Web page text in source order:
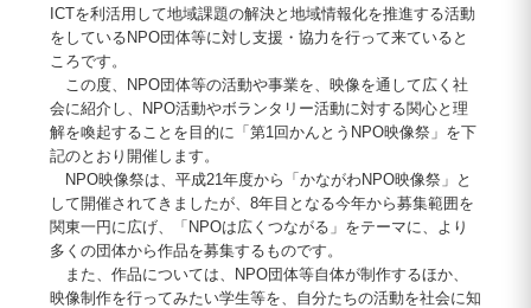
ICTを利活用して地域課題の解決と地域情報化を推進する活動
をしているNPO団体等に対し支援・協力を行って来ていると
ころです。
この度、NPO団体等の活動や事業を、映像を通して広く社
会に紹介し、NPO活動やボランタリー活動に対する関心と理
解を喚起することを目的に「第1回かんとうNPO映像祭」を下
記のとおり開催します。
NPO映像祭は、平成21年度から「かながわNPO映像祭」と
して開催されてきましたが、8年目となる今年から募集範囲を
関東一円に広げ、「NPOは広くつながる」をテーマに、より
多くの団体から作品を募集するものです。
また、作品については、NPO団体等自体が制作するほか、
映像制作を行ってみたい学生等を、自分たちの活動を社会に知